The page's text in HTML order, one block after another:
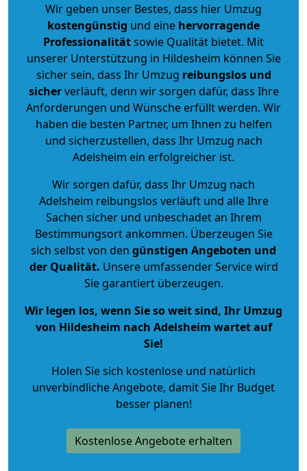
Wir geben unser Bestes, dass hier Umzug
kostengünstig und eine hervorragende
Professionalitätsowie Qualität bietet. Mit
unserer Unterstützung in Hildesheim können Sie
sicher sein, dass Ihr Umzug reibungslos und
sicherverläuft, denn wir sorgen dafür, dass Ihre
Anforderungen und Wünsche erfüllt werden. Wir
haben die besten Partner, um Ihnen zu helfen
und sicherzustellen, dass Ihr Umzug nach
Adelsheim ein erfolgreicher ist.
Wir sorgen dafür, dass Ihr Umzug nach
Adelsheim reibungslos verläuft und alle Ihre
Sachen sicher und unbeschadet an Ihrem
Bestimmungsort ankommen. Überzeugen Sie
sich selbst von den günstigen Angeboten und
der Qualität. Unsere umfassender Service wird
Sie garantiert überzeugen.
Wir legen los, wenn Sie so weit sind, Ihr Umzug
von Hildesheim nach Adelsheim wartet auf
Sie!
Holen Sie sich kostenlose und natürlich
unverbindliche Angebote, damit Sie Ihr Budget
besser planen!
Kostenlose Angebote erhalten